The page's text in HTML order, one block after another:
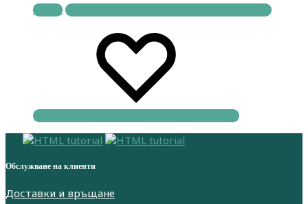
Купи
Обслужване на клиенти
Доставки и връщане